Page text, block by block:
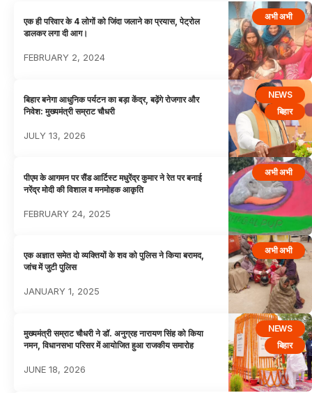
अभी अभी
एक ही परिवार के 4 लोगों को जिंदा जलाने का प्रयास, पेट्रोल
डालकर लगा दी आग।
FEBRUARY 2, 2024
NEWS
बिहार
बिहार बनेगा आधुनिक पर्यटन का बड़ा केंद्र, बढ़ेंगे रोजगार और
निवेश: मुख्यमंत्री सम्राट चौधरी
JULY 13, 2026
अभी अभी
पीएम के आगमन पर सैंड आर्टिस्ट मधुरेंद्र कुमार ने रेत पर बनाई
नरेंद्र मोदी की विशाल व मनमोहक आकृति
FEBRUARY 24, 2025
अभी अभी
एक अज्ञात समेत दो व्यक्तियों के शव को पुलिस ने किया बरामद,
जांच में जुटी पुलिस
JANUARY 1, 2025
NEWS
बिहार
मुख्यमंत्री सम्राट चौधरी ने डॉ. अनुग्रह नारायण सिंह को किया
नमन, विधानसभा परिसर में आयोजित हुआ राजकीय समारोह
JUNE 18, 2026